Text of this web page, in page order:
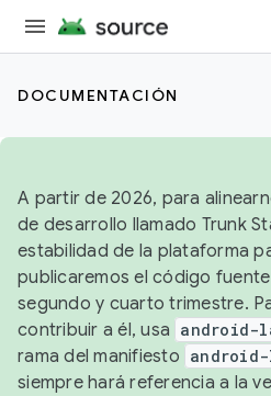
DOCUMENTACIÓN
A partir de 2026, para
de desarrollo llamado Trunk
estabilidad de la plataforma
publicaremos el código fuente
segundo y cuarto trimestre.
contribuir a él, usa android-
rama del manifiesto
siempre hará referencia a la